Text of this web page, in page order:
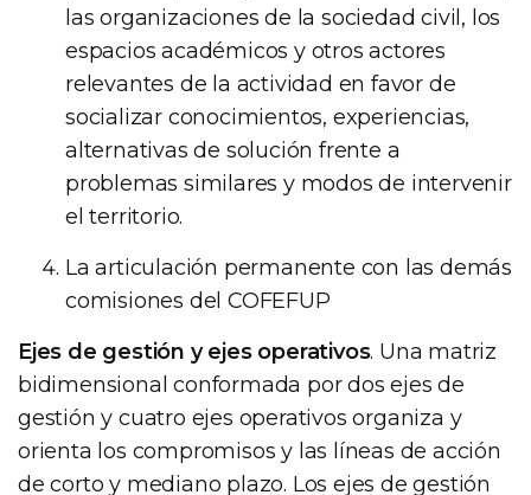
las organizaciones de la sociedad civil, los
espacios académicos y otros actores
relevantes de la actividad en favor de
socializar conocimientos, experiencias,
alternativas de solución frente a
problemas similares y modos de intervenir
el territorio.
La articulación permanente con las demás
comisiones del COFEFUP
Ejes de gestión y ejes operativos. Una matriz
bidimensional conformada por dos ejes de
gestión y cuatro ejes operativos organiza y
orienta los compromisos y las líneas de acción
de corto y mediano plazo. Los ejes de gestión